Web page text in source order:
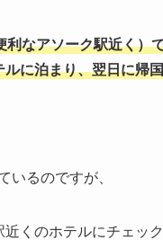
なアソーク駅近く）
に泊まり、翌日に帰
いるのですが、
くのホテルにチェック